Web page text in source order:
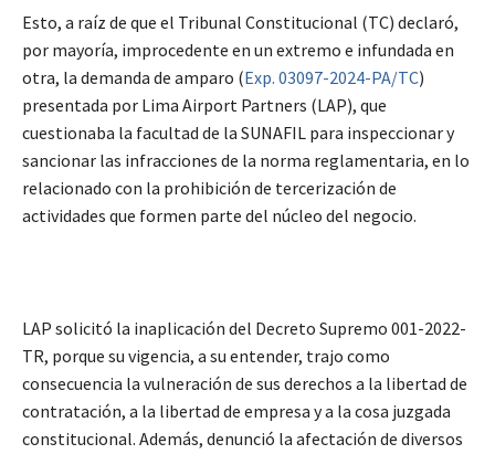
Esto, a raíz de que el Tribunal Constitucional (TC) declaró,
por mayoría, improcedente en un extremo e infundada en
otra, la demanda de amparo (Exp. 03097-2024-PA/TC)
presentada por Lima Airport Partners (LAP), que
cuestionaba la facultad de la SUNAFIL para inspeccionar y
sancionar las infracciones de la norma reglamentaria, en lo
relacionado con la prohibición de tercerización de
actividades que formen parte del núcleo del negocio.
LAP solicitó la inaplicación del Decreto Supremo 001-2022-
TR, porque su vigencia, a su entender, trajo como
consecuencia la vulneración de sus derechos a la libertad de
contratación, a la libertad de empresa y a la cosa juzgada
constitucional. Además, denunció la afectación de diversos